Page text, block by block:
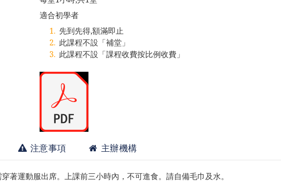
適合初學者
先到先得,額滿即止
此課程不設「補堂」
此課程不設「課程收費按比例收費」
注意事項 主辦機構
著運動服出席。上課前三小時內，不可進食。請自備毛巾及水。